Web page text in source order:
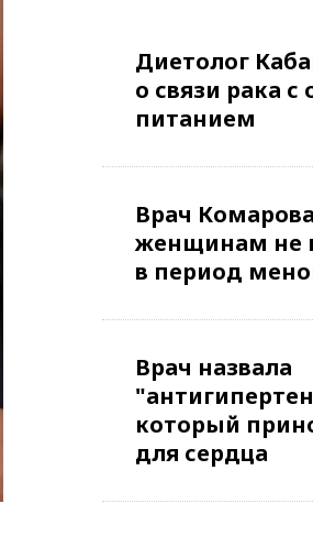
Диетолог
о связи рака
питанием
Врач
женщинам не
в период
Врач назвала
который
для сердца